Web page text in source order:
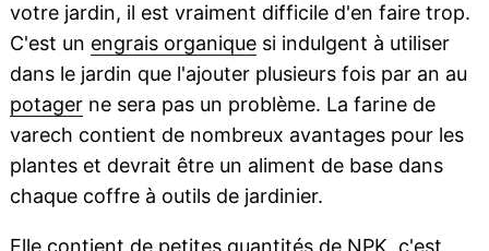
votre jardin, il est vraiment difficile d'en faire trop.
C'est un engrais organiquesi indulgent à utiliser
dans le jardin que l'ajouter plusieurs fois par an au
potagerne sera pas un problème. La farine de
varech contient de nombreux avantages pour les
plantes et devrait être un aliment de base dans
chaque coffre à outils de jardinier.
Elle contient de petites quantités de NPK , c'est